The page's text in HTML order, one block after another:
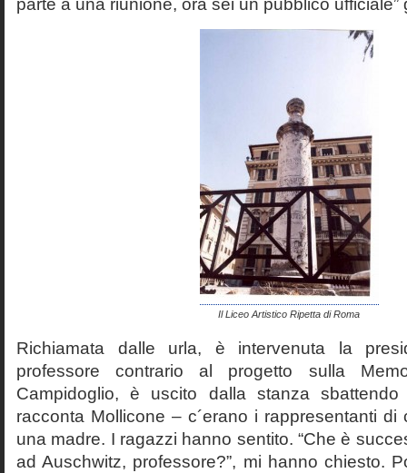
Il Liceo Artistico Ripetta di Roma
Richiamata dalle urla, è intervenuta la
professore contrario al progetto sulla
Campidoglio, è uscito dalla stanza
racconta Mollicone – c´erano i rappresentanti
una madre. I ragazzi hanno sentito. “Che è
ad Auschwitz, professore?”, mi hanno chiesto.